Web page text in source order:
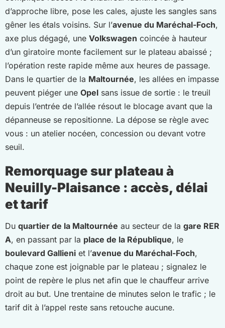
d’approche libre, pose les cales, ajuste les sangles sans
gêner les étals voisins. Sur l’avenue du Maréchal-Foch,
axe plus dégagé, une Volkswagen coincée à hauteur
d’un giratoire monte facilement sur le plateau abaissé ;
l’opération reste rapide même aux heures de passage.
Dans le quartier de la Maltournée, les allées en impasse
peuvent piéger une Opel sans issue de sortie : le treuil
depuis l’entrée de l’allée résout le blocage avant que la
dépanneuse se repositionne. La dépose se règle avec
vous : un atelier nocéen, concession ou devant votre
seuil.
Remorquage sur plateau à
Neuilly-Plaisance : accès, délai
et tarif
Du quartier de la Maltournée au secteur de la gare RER
A, en passant par la place de la République, le
boulevard Gallieni et l’avenue du Maréchal-Foch,
chaque zone est joignable par le plateau ; signalez le
point de repère le plus net afin que le chauffeur arrive
droit au but. Une trentaine de minutes selon le trafic ; le
tarif dit à l’appel reste sans retouche aucune.